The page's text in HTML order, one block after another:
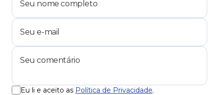
Eu li e aceito as Política de Privacidade.